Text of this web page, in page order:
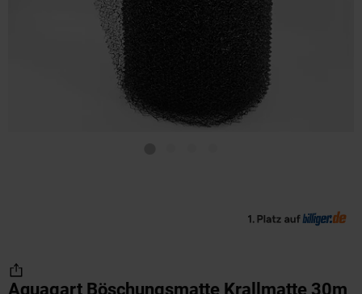
Aquagart Böschungsmatte Krallmatte 30m